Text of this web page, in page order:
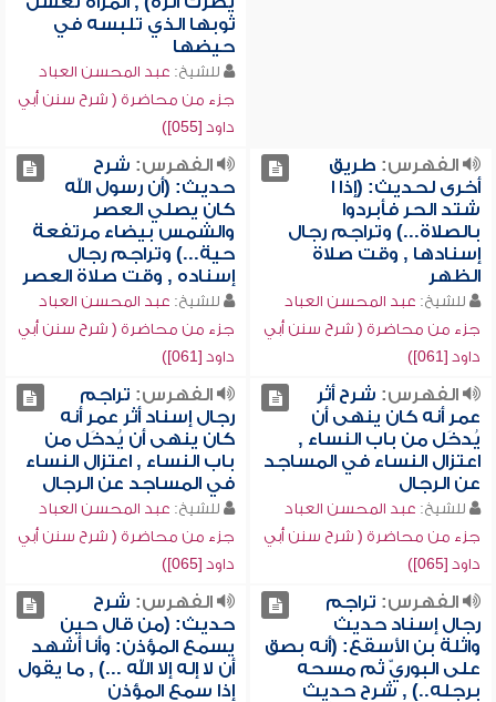
ثوبها الذي تلبسه في
حيضها
للشيخ: عبد المحسن العباد
جزء من محاضرة ( شرح سنن أبي
داود [055])
الفهرس: طريق
أخرى لحديث: (إذا ا
شتد الحر فأبردوا
بالصلاة...) وتراجم رجال
إسنادها , وقت صلاة
الظهر
للشيخ: عبد المحسن العباد
جزء من محاضرة ( شرح سنن أبي
داود [061])
الفهرس: شرح
حديث: (أن رسول الله
كان يصلي العصر
والشمس بيضاء مرتفعة
حية...) وتراجم رجال
إسناده , وقت صلاة العصر
للشيخ: عبد المحسن العباد
جزء من محاضرة ( شرح سنن أبي
داود [061])
الفهرس: شرح أثر
عمر أنه كان ينهى أن
يُدخَل من باب النساء ,
اعتزال النساء في المساجد
عن الرجال
للشيخ: عبد المحسن العباد
جزء من محاضرة ( شرح سنن أبي
داود [065])
الفهرس: تراجم
رجال إسناد أثر عمر أنه
كان ينهى أن يُدخَل من
باب النساء , اعتزال النساء
في المساجد عن الرجال
للشيخ: عبد المحسن العباد
جزء من محاضرة ( شرح سنن أبي
داود [065])
الفهرس: تراجم
رجال إسناد حديث
واثلة بن الأسقع: (أنه بصق
على البوريّ ثم مسحه
برجله..) , شرح حديث
الفهرس: شرح
حديث: (من قال حين
يسمع المؤذن: وأنا أشهد
أن لا إله إلا الله ...) , ما يقول
إذا سمع المؤذن